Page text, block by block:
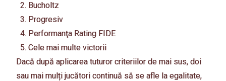
Bucholtz
Progresiv
Performanţa Rating FIDE
Cele mai multe victorii
Dacă după aplicarea tuturor criteriilor de mai sus, doi
sau mai mulți jucători continuă să se afle la egalitate,